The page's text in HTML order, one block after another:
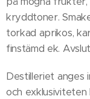
kryddtoner.
torkad aprikos,
finstämd ek.
Destilleriet anges
och exklusiviteten